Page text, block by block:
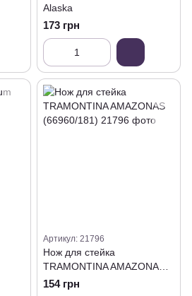
Alaska
173 грн
Артикул: 21796
Нож для стейка
TRAMONTINA AMAZONAS
(66960/181)
154 грн